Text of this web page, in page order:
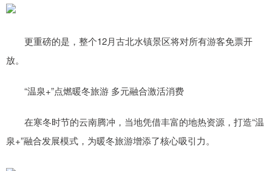
更重磅的是，整个12月古北水镇景区将对所有游客免票开
放。
“温泉+”点燃暖冬旅游 多元融合激活消费
在寒冬时节的云南腾冲，当地凭借丰富的地热资源，打造“温
泉+”融合发展模式，为暖冬旅游增添了核心吸引力。